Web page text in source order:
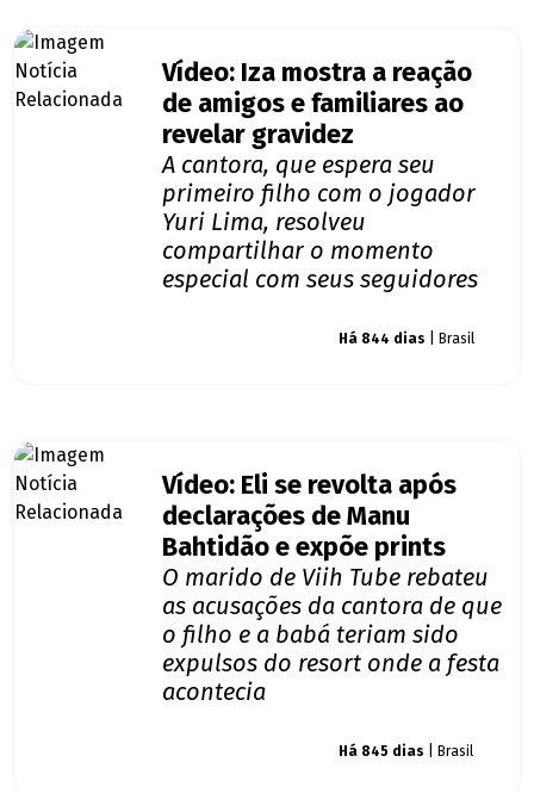
Vídeo: Iza mostra a reação
de amigos e familiares ao
revelar gravidez
A cantora, que espera seu
primeiro filho com o jogador
Yuri Lima, resolveu
compartilhar o momento
especial com seus seguidores
Há 844 dias | Brasil
Vídeo: Eli se revolta após
declarações de Manu
Bahtidão e expõe prints
O marido de Viih Tube rebateu
as acusações da cantora de que
o filho e a babá teriam sido
expulsos do resort onde a festa
acontecia
Há 845 dias | Brasil